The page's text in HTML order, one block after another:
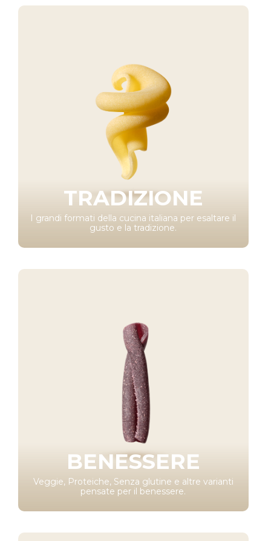
TRADIZIONE
I grandi formati della cucina italiana per esaltare il
gusto e la tradizione.
BENESSERE
Veggie, Proteiche, Senza glutine e altre varianti
pensate per il benessere.